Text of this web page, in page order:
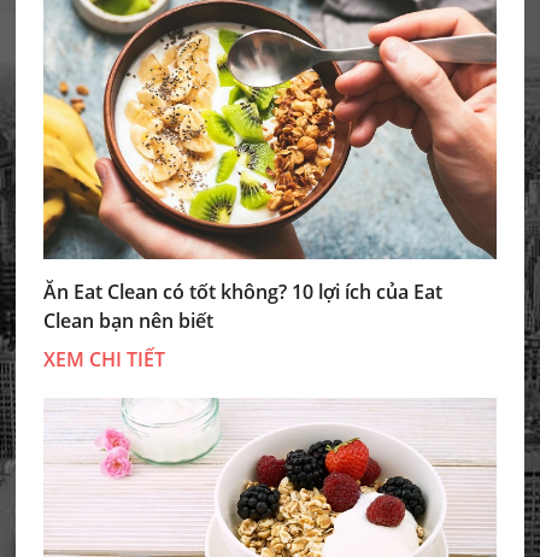
Ăn Eat Clean có tốt không? 10 lợi ích của Eat
Clean bạn nên biết
XEM CHI TIẾT